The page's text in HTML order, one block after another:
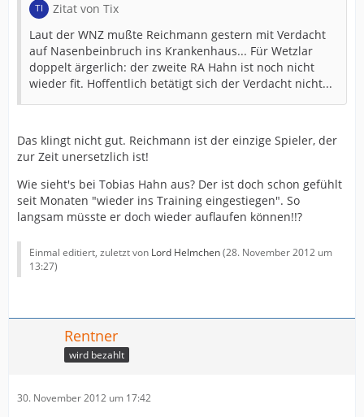
Zitat von Tix
Laut der WNZ mußte Reichmann gestern mit Verdacht
auf Nasenbeinbruch ins Krankenhaus... Für Wetzlar
doppelt ärgerlich: der zweite RA Hahn ist noch nicht
wieder fit. Hoffentlich betätigt sich der Verdacht nicht...
Das klingt nicht gut. Reichmann ist der einzige Spieler, der
zur Zeit unersetzlich ist!
Wie sieht's bei Tobias Hahn aus? Der ist doch schon gefühlt
seit Monaten "wieder ins Training eingestiegen". So
langsam müsste er doch wieder auflaufen können!!?
Einmal editiert, zuletzt von Lord Helmchen(28. November 2012 um
13:27)
Rentner
wird bezahlt
30. November 2012 um 17:42